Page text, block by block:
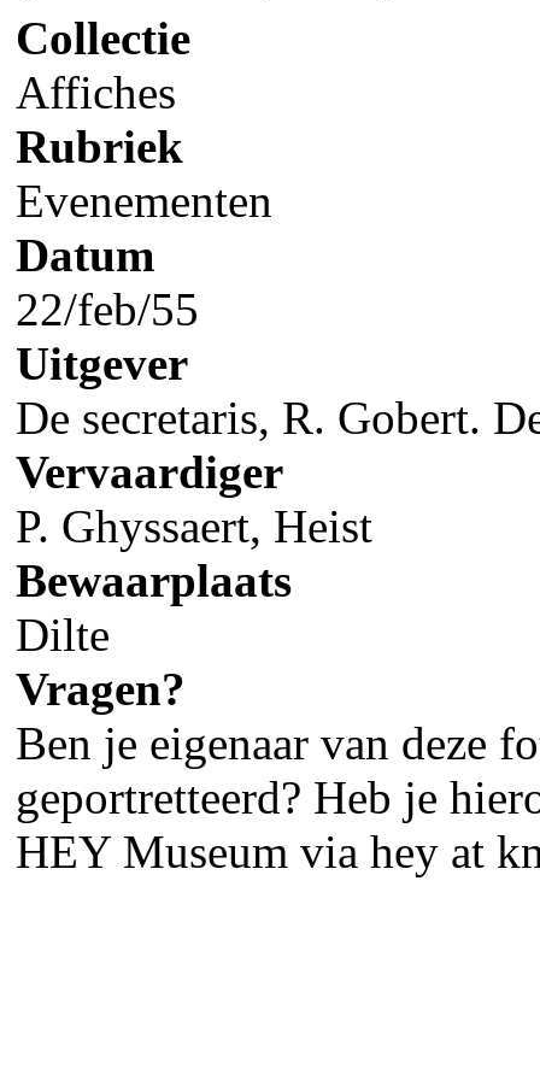
Collectie
Affiches
Rubriek
Evenementen
Datum
22/feb/55
Uitgever
De secretaris, R. Gobert.
Vervaardiger
P. Ghyssaert, Heist
Bewaarplaats
Dilte
Vragen?
Ben je eigenaar van deze
geportretteerd? Heb je
HEY Museum via hey at